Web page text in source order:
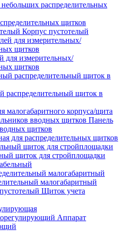
распределительных
щитков
Корпус пустотелый
для измерительных/
щитков
распределительный щиток в
малогабаритного корпуса/щита
Панель
щитков
для распределительных щитков
щиток для стройплощадки
малогабаритный
Щиток учета
Аппарат